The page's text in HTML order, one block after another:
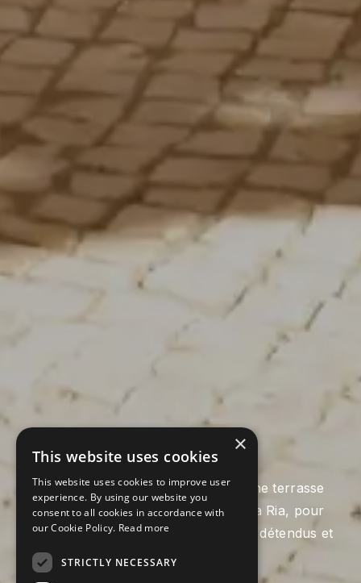
Restaurant Ria
Un espace clair et lumineux, avec une terrasse
ouverte donnant sur le paysage de la Ria, pour
des déjeuners tranquilles, des dîners détendus et
des toasts au coucher du soleil.
×
This website uses cookies
This website uses cookies to improve user
experience. By using our website you
consent to all cookies in accordance with
our Cookie Policy. Read more
STRICTLY NECESSARY